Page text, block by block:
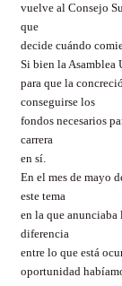
vuelve al Consejo
que
decide cuándo
Si bien la Asamblea
para que la
conseguirse los
fondos necesarios
carrera
en sí.
En el mes de mayo
este tema
en la que
diferencia
entre lo que está
oportunidad